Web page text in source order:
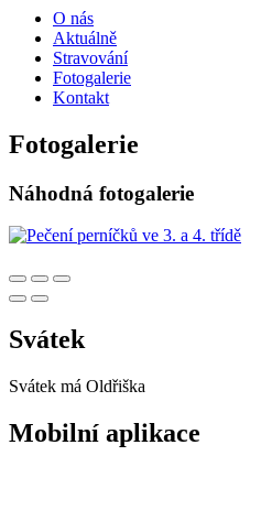
O nás
Aktuálně
Stravování
Fotogalerie
Kontakt
Fotogalerie
Náhodná fotogalerie
Svátek
Svátek má Oldřiška
Mobilní aplikace